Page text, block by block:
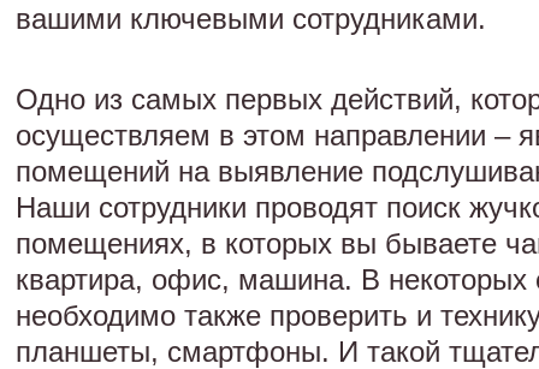
вашими ключевыми сотрудниками.
Одно из самых первых действий,
осуществляем в этом направлении –
помещений на выявление
Наши сотрудники проводят поиск
помещениях, в которых вы бываете
квартира, офис, машина. В некоторых
необходимо также проверить и
планшеты, смартфоны. И такой